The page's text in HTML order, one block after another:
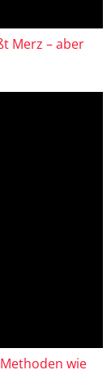
Merz – aber
wie